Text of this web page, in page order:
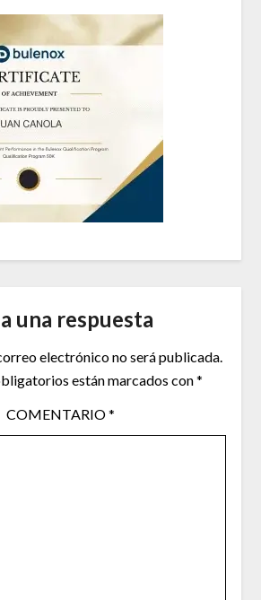
una respuesta
electrónico no será publicada.
están marcados con*
COMENTARIO*